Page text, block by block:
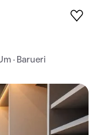
· Barueri